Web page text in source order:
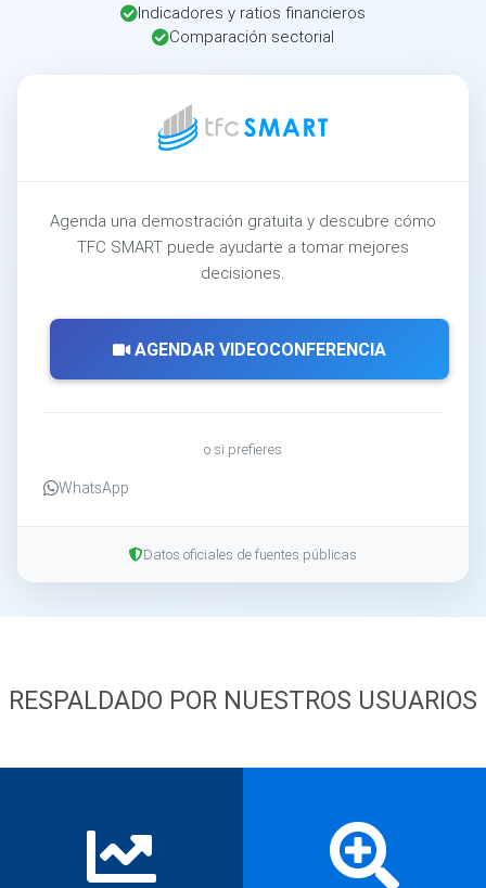
Indicadores y ratios financieros
Comparación sectorial
Agenda una demostración gratuita y descubre cómo
TFC SMART puede ayudarte a tomar mejores
decisiones.
AGENDAR VIDEOCONFERENCIA
o si prefieres
WhatsApp
Datos oficiales de fuentes públicas
RESPALDADO POR NUESTROS USUARIOS